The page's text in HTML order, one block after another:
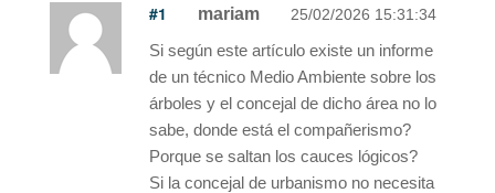
#1 mariam 25/02/2026 15:31:34
Si según este artículo existe un informe
de un técnico Medio Ambiente sobre los
árboles y el concejal de dicho área no lo
sabe, donde está el compañerismo?
Porque se saltan los cauces lógicos?
Si la concejal de urbanismo no necesita